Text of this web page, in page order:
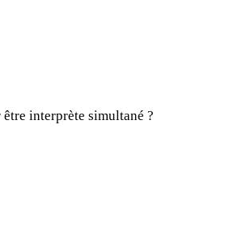
interprète simultané ?